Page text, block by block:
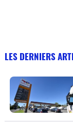
LES DERNIERS